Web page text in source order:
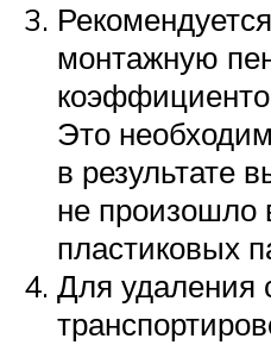
монтажную
Это
в результате
не произошло
пластиковых
Для удаления